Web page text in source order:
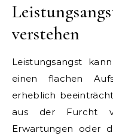
verstehen
Leistungsangst
einen flachen
erheblich
aus der Furcht
Erwartungen oder